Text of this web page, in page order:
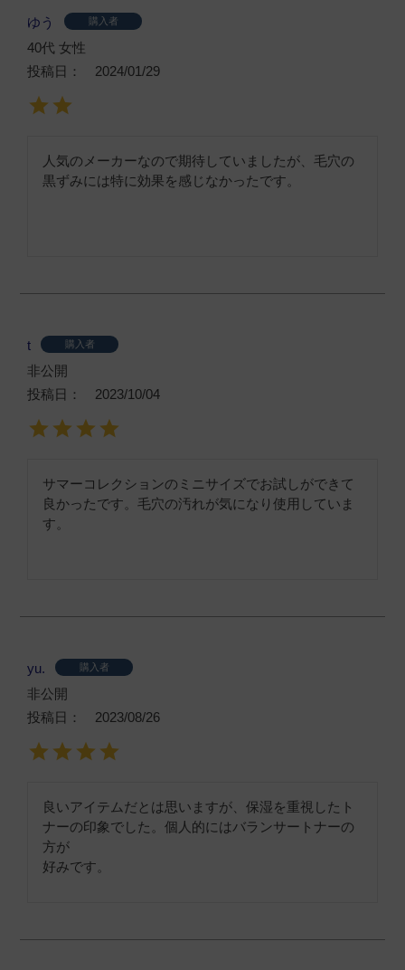
ゆう 購入者
40代 女性
投稿日
2024/01/29
人気のメーカーなので期待していましたが、毛穴の
黒ずみには特に効果を感じなかったです。
t 購入者
非公開
投稿日
2023/10/04
サマーコレクションのミニサイズでお試しができて
良かったです。毛穴の汚れが気になり使用していま
す。
yu. 購入者
非公開
投稿日
2023/08/26
良いアイテムだとは思いますが、保湿を重視したト
ナーの印象でした。個人的にはバランサートナーの
方が
好みです。